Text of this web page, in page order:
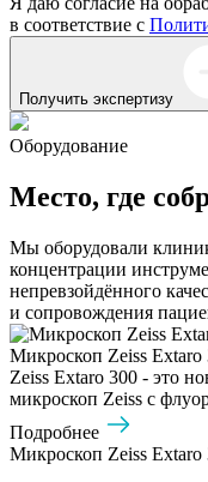
в соответствие с
Получить экспертизу
Оборудование
Место, где
Мы оборудовали
концентрации
непревзойдённого
и сопровождения
Микроскоп Zeiss Extaro
Zeiss Extaro 300 - это
микроскоп Zeiss с
Подробнее
Микроскоп Zeiss Extaro